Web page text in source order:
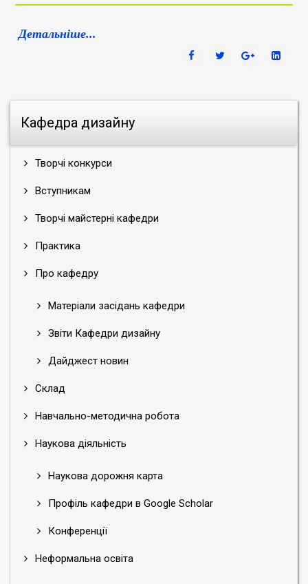
Кафедра дизайну
Творчі конкурси
Вступникам
Творчі майстерні кафедри
Практика
Про кафедру
Матеріали засідань кафедри
Звіти Кафедри дизайну
Дайджест новин
Склад
Навчально-методична робота
Наукова діяльність
Наукова дорожня карта
Профіль кафедри в Google Scholar
Конференції
Неформальна освіта
Детальніше...